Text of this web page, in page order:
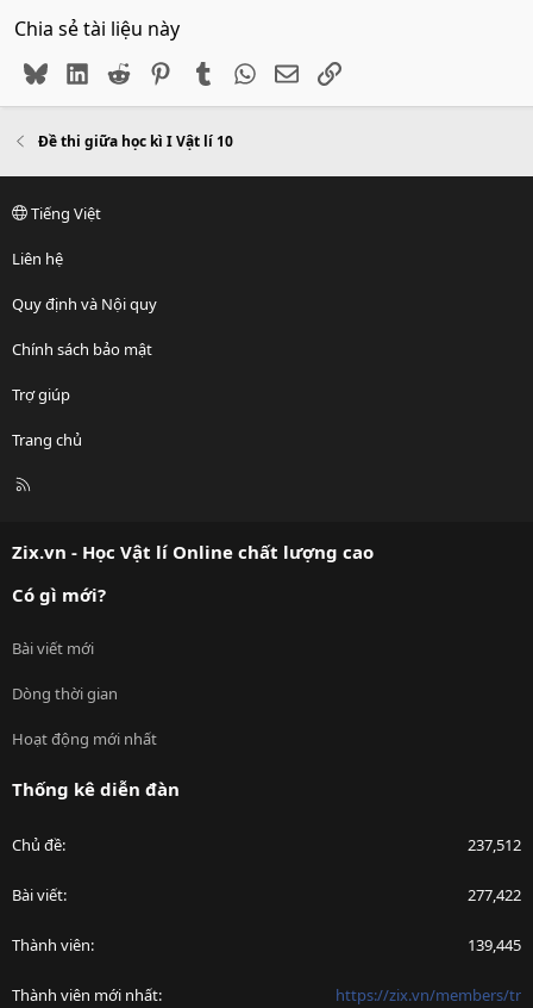
Chia sẻ tài liệu này
BlueskyLinkedIn
Reddit PinterestTumblr WhatsApp
EmailLink
Đề thi giữa học kì I Vật lí 10
Tiếng Việt
Liên hệ
Quy định và Nội quy
Chính sách bảo mật
Trợ giúp
Trang chủ
R
Zix.vn - Học Vật lí Online chất lượng cao
Có gì mới?
Bài viết mới
Dòng thời gian
Hoạt động mới nhất
Thống kê diễn đàn
Chủ đề 237,512
Bài viết 277,422
Thành viên 139,445
Thành viên mới nhất https://zix.vn/members/tr